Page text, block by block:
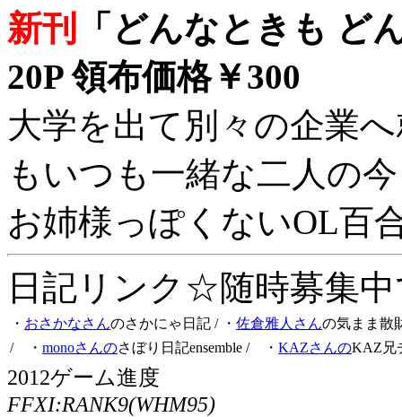
新刊
「どんなときも ど
20P 領布価格￥300
大学を出て別々の企業
もいつも一緒な二人の
お姉様っぽくないOL百
日記リンク☆随時募集
・ おさかなさんのさかにゃ日記 / ・ 佐倉雅人さんの気まま散
/ ・ monoさんのさぼり日記ensemble / ・ KAZさんのKAZ兄
2012ゲーム進度
FFXI:RANK9(WHM95)